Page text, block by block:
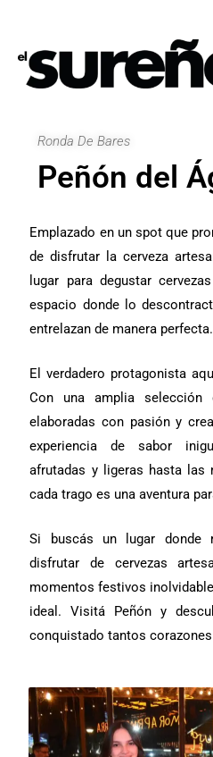
contenido
Ronda De Bares
Peñón del
Emplazado en un spot que
de disfrutar la cerveza
lugar para degustar
espacio donde lo
entrelazan de manera perfecta.
El verdadero protagonista
Con una amplia selección
elaboradas con pasión y
experiencia de sabor
afrutadas y ligeras hasta las
cada trago es una aventura
Si buscás un lugar donde
disfrutar de cervezas
momentos festivos
ideal. Visitá Peñón y
conquistado tantos
entradas